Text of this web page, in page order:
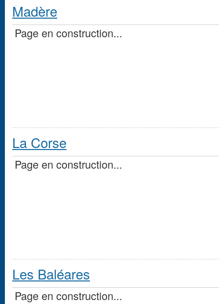
Madère
Page en construction...
La Corse
Page en construction...
Les Baléares
Page en construction...